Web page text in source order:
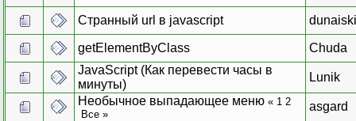
Странный url в javascript
getElementByClass
Chuda
JavaScript (Как перевести часы в
минуты)
Lunik
Необычное выпадающее меню « 1 2
Все »
asgard